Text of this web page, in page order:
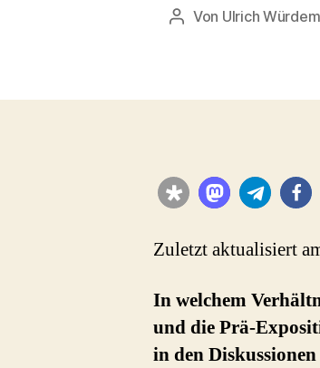
Beitragsautor
Von Ulrich
Zuletzt aktualisiert
In welchem
und die Prä-
in den